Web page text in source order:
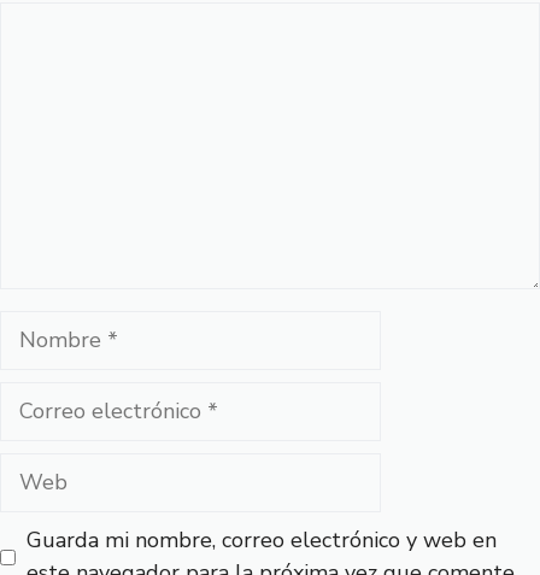
Nombre
Correo
Web
Guarda mi nombre, correo electrónico y web en